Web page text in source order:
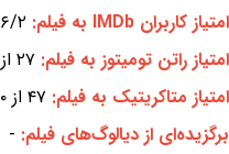
امتیاز کاربران IMDb به فیلم:
۶/۲ از ۱۰
امتیاز راتن تومیتوز به فیلم: ۲۷ از ۱۰۰
امتیاز متاکریتیک به فیلم: ۴۷ از ۱۰۰
برگزیده‌ای از دیالوگ‌های فیلم: -